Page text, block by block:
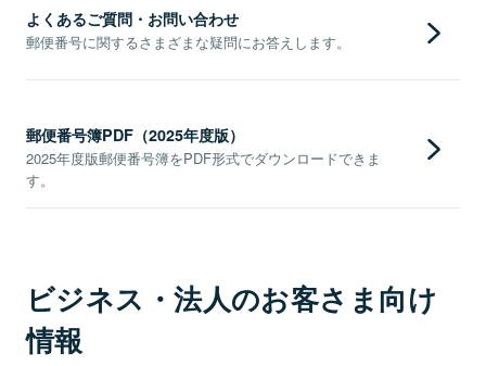
よくあるご質問・お問い合わせ
郵便番号に関するさまざまな疑問にお答えします。
郵便番号簿PDF（2025年度版）
2025年度版郵便番号簿をPDF形式でダウンロードできま
す。
ビジネス・法人のお客さま向け
情報